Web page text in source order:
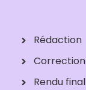
Rédaction
Correction
Rendu final